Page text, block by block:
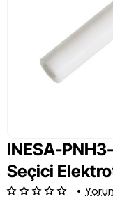
INESA-
Seçici
•